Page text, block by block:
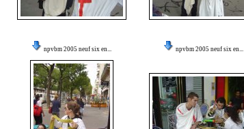
npvbm 2005 neuf six en... npvbm 2005 neuf six en...